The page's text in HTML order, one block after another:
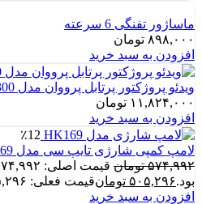
ماساژور تفنگی 6 سرعته
۸۹۸,۰۰۰ تومان
افزودن به سبد خرید
ویدئو پروژکتور پرتابل پرووان مدل PGV300 دارای وای فای
۱۱,۸۲۴,۰۰۰ تومان
افزودن به سبد خرید
٪12
لامپ کمپی شارژی تایپ سی مدل HK169
۵۷۴,۹۹۲ تومان
بود.۵۰۵,۲۹۶ تومانقیمت فعلی: ۵۰۵,۲۹۶ تومان.
افزودن به سبد خرید